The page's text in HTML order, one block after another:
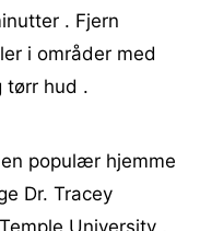
. Fjern
i områder med
tørr hud .
populær hjemme
Dr. Tracey
University ,